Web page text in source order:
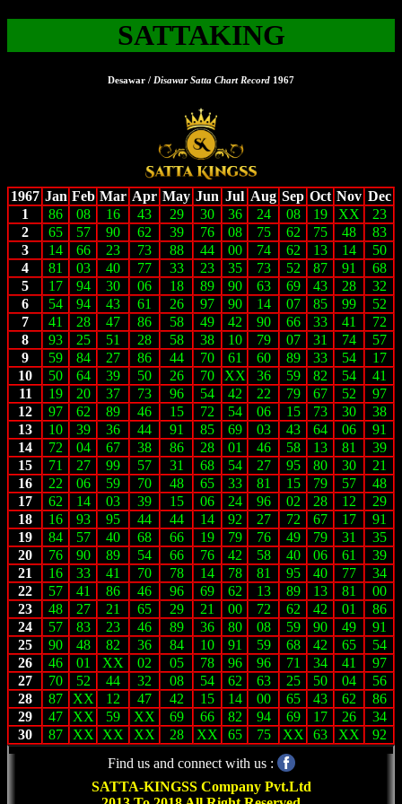
SATTAKING
Desawar / Disawar Satta Chart Record 1967
1967 Jan Feb Mar Apr May Jun Jul Aug Sep Oct Nov Dec
1
86 08 16 43 29 30 36 24 08 19 XX
23
2
65 57 90 62 39 76 08 75 62 75 48
83
3
14 66 23 73 88 44 00 74 62 13 14
50
4
81 03 40 77 33 23 35 73 52 87 91
68
5
17 94 30 06 18 89 90 63 69 43 28
32
6
54 94 43 61 26 97 90 14 07 85 99
52
7
41 28 47 86 58 49 42 90 66 33 41
72
8
93 25 51 28 58 38 10 79 07 31 74
57
9
59 84 27 86 44 70 61 60 89 33 54
17
10
50 64 39 50 26 70 XX 36 59 82 54
41
11
19 20 37 73 96 54 42 22 79 67 52
97
12
97 62 89 46 15 72 54 06 15 73 30
38
13
10 39 36 44 91 85 69 03 43 64 06
91
14
72 04 67 38 86 28 01 46 58 13 81
39
15
71 27 99 57 31 68 54 27 95 80 30
21
16
22 06 59 70 48 65 33 81 15 79 57
48
17
62 14 03 39 15 06 24 96 02 28 12
29
18
16 93 95 44 44 14 92 27 72 67 17
91
19
84 57 40 68 66 19 79 76 49 79 31
35
20
76 90 89 54 66 76 42 58 40 06 61
39
21
16 33 41 70 78 14 78 81 95 40 77
34
22
57 41 86 46 96 69 62 13 89 13 81
00
23
48 27 21 65 29 21 00 72 62 42 01
86
24
57 83 23 46 89 36 80 08 59 90 49
91
25
90 48 82 36 84 10 91 59 68 42 65
54
26
46 01 XX 02 05 78 96 96 71 34 41
97
27
70 52 44 32 08 54 62 63 25 50 04
56
28
87 XX 12 47 42 15 14 00 65 43 62
86
29
47 XX 59 XX 69 66 82 94 69 17 26
34
30
87 XX XX XX 28 XX 65 75 XX 63 XX
92
Find us and connect with us :
SATTA-KINGSS Company Pvt.Ltd